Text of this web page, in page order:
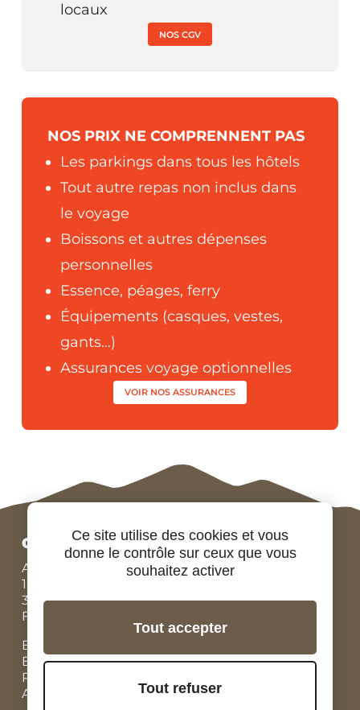
locaux
NOS CGV
NOS PRIX NE COMPRENNENT PAS
Les parkings dans tous les hôtels
Tout autre repas non inclus dans
le voyage
Boissons et autres dépenses
personnelles
Essence, péages, ferry
Équipements (casques, vestes,
gants…)
Assurances voyage optionnelles
VOIR NOS ASSURANCES
COORDONNÉES
Adresse :
10 Route de Conneuil,
37270 MONTLOUIS SUR LOIRE,
FRANCE
Bureau N°:
Eric :+33 (0)7 86 87 95 45
Rodolphe :
Adrien, locations vélos : +33 (0)6 98 73 34 89
Ce site utilise des cookies et vous
donne le contrôle sur ceux que vous
souhaitez activer
Tout accepter
Tout refuser